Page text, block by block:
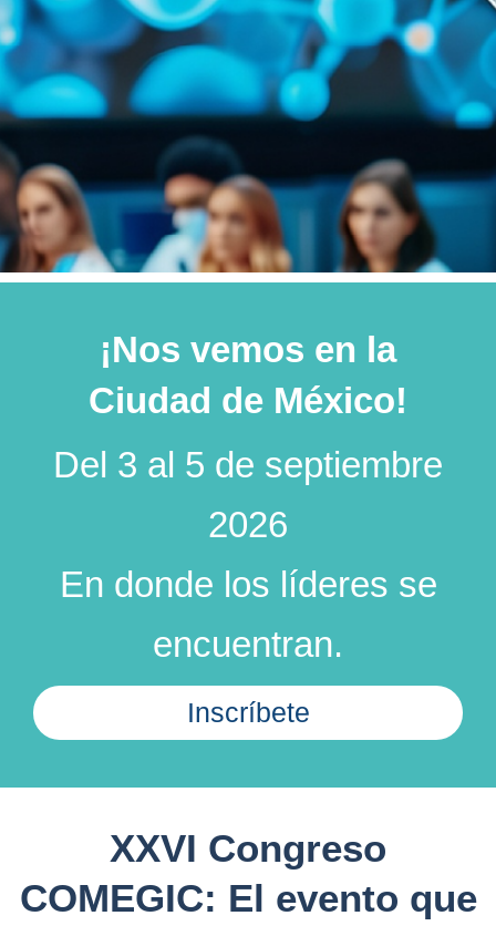
Liderando la vanguardia en
patologia cervicovaginal y
vulvar
Inscríbete hoy mismo
¡Nos vemos en la
Ciudad de México!
Del 3 al 5 de septiembre
2026
En donde los líderes se
encuentran.
Inscríbete
XXVI Congreso
COMEGIC: El evento que